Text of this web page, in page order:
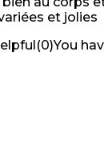
et jolies
(0)You